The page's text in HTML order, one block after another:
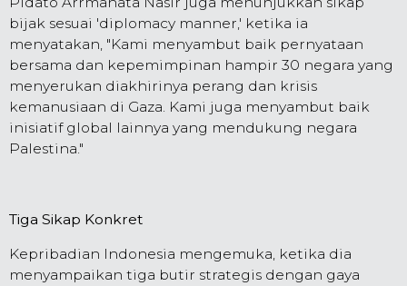
bijak sesuai 'diplomacy manner,' ketika ia
menyatakan, "Kami menyambut baik pernyataan
bersama dan kepemimpinan hampir 30 negara yang
menyerukan diakhirinya perang dan krisis
kemanusiaan di Gaza. Kami juga menyambut baik
inisiatif global lainnya yang mendukung negara
Palestina."
Tiga Sikap Konkret
Kepribadian Indonesia mengemuka, ketika dia
menyampaikan tiga butir strategis dengan gaya